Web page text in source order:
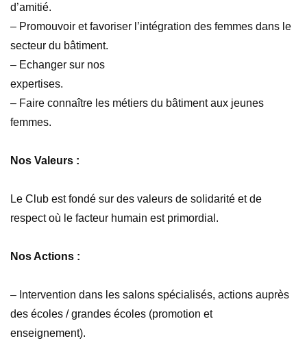
d’amitié.
– Promouvoir et favoriser l’intégration des femmes dans le
secteur du bâtiment.
– Echanger sur nos
expertises.
– Faire connaître les métiers du bâtiment aux jeunes
femmes.
Nos Valeurs :
Le Club est fondé sur des valeurs de solidarité et de
respect où le facteur humain est primordial.
Nos Actions :
– Intervention dans les salons spécialisés, actions auprès
des écoles / grandes écoles (promotion et
enseignement).